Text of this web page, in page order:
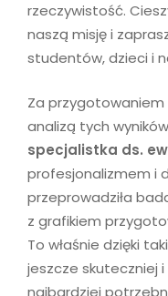
rzeczywistość.
naszą misję i
studentów, dzieci i
Za
analizą tych
specjalistka ds.
profesjonalizmem i
przeprowadziła
z grafikiem
To właśnie dzięki
jeszcze skuteczniej
najbardziej